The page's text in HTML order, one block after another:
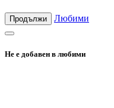
Продължи Любими
Не е добавен в любими